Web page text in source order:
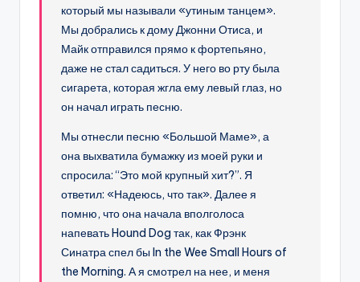
который мы называли «утиным танцем».
Мы добрались к дому Джонни Отиса, и
Майк отправился прямо к фортепьяно,
даже не стал садиться. У него во рту была
сигарета, которая жгла ему левый глаз, но
он начал играть песню.
Мы отнесли песню «Большой Маме», а
она выхватила бумажку из моей руки и
спросила: “Это мой крупный хит?”. Я
ответил: «Надеюсь, что так». Далее я
помню, что она начала вполголоса
напевать Hound Dog так, как Фрэнк
Синатра спел бы In the Wee Small Hours of
the Morning. А я смотрел на нее, и меня